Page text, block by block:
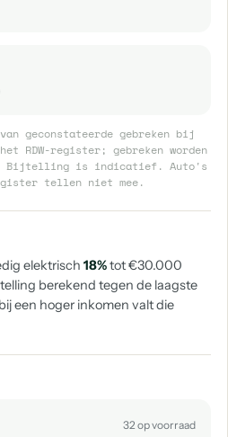
geconstateerde gebreken bij
RDW-register; gebreken worden
Bijtelling is indicatief. Auto's
tellen niet mee.
elektrisch 18%tot €30.000
berekend tegen de laagste
een hoger inkomen valt die
32 op voorraad